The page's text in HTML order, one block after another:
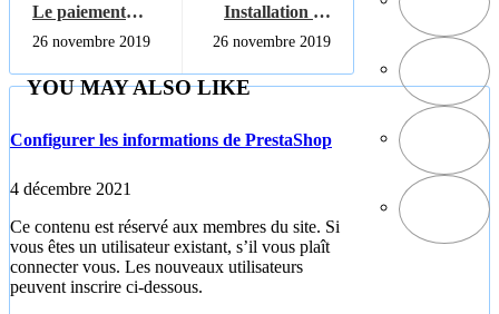
Le paiement
électronique
26 novembre 2019
Installation de
magento en local
26 novembre 2019
YOU MAY ALSO LIKE
Configurer les informations de PrestaShop
4 décembre 2021
Ce contenu est réservé aux membres du site. Si
vous êtes un utilisateur existant, s’il vous plaît
connecter vous. Les nouveaux utilisateurs
peuvent inscrire ci-dessous.